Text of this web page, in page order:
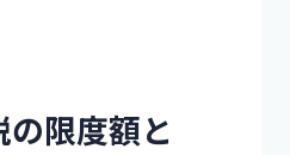
限度額と